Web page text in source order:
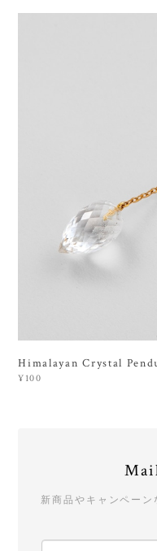
Himalayan Crystal
¥100
新商品やキャンペー